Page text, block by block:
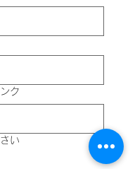
ク
い